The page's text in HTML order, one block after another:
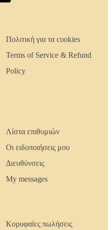
Πολιτική για τα cookies
Terms of Service & Refund
Policy
Λίστα επιθυμιών
Οι ειδοποιήσεις μου
Διευθύνσεις
My messages
Κορυφαίες πωλήσεις